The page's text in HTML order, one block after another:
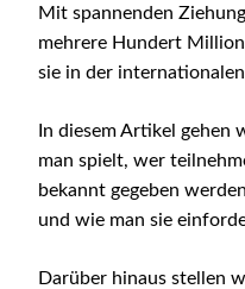
Mit spannenden
mehrere Hundert
sie in der
In diesem Artikel
man spielt, wer
bekannt gegeben
und wie man sie
Darüber hinaus stellen